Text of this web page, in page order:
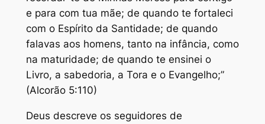
e para com tua mãe; de quando te fortaleci
com o Espírito da Santidade; de quando
falavas aos homens, tanto na infância, como
na maturidade; de quando te ensinei o
Livro, a sabedoria, a Tora e o Evangelho;”
(Alcorão 5:110)
Deus descreve os seguidores de